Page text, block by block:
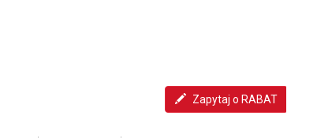
Zapytaj o RABAT